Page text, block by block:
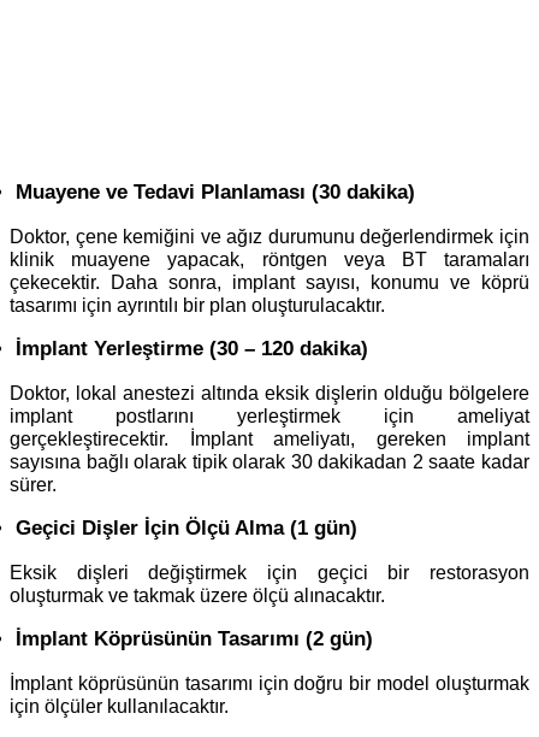
Muayene ve Tedavi Planlaması (30 dakika)
Doktor, çene kemiğini ve ağız durumunu değerlendirmek için
klinik muayene yapacak, röntgen veya BT taramaları
çekecektir. Daha sonra, implant sayısı, konumu ve köprü
tasarımı için ayrıntılı bir plan oluşturulacaktır.
İmplant Yerleştirme (30 – 120 dakika)
Doktor, lokal anestezi altında eksik dişlerin olduğu bölgelere
implant postlarını yerleştirmek için ameliyat
gerçekleştirecektir. İmplant ameliyatı, gereken implant
sayısına bağlı olarak tipik olarak 30 dakikadan 2 saate kadar
sürer.
Geçici Dişler İçin Ölçü Alma (1 gün)
Eksik dişleri değiştirmek için geçici bir restorasyon
oluşturmak ve takmak üzere ölçü alınacaktır.
İmplant Köprüsünün Tasarımı (2 gün)
İmplant köprüsünün tasarımı için doğru bir model oluşturmak
için ölçüler kullanılacaktır.